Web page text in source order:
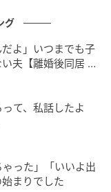
グ
だよ」いつまでも子
夫【離婚後同居 Vo
て、私話したよ
った」「いいよ出
まりでした